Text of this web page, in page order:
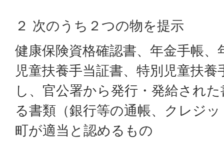
２ 次のうち２つの物を提示
健康保険資格確認書、年金手帳、
児童扶養手当証書、特別児童扶
し、官公署から発行・発給され
る書類（銀行等の通帳、クレジ
町が適当と認めるもの